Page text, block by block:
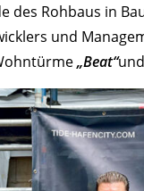
des Rohbaus in
und
„Beat“und ­